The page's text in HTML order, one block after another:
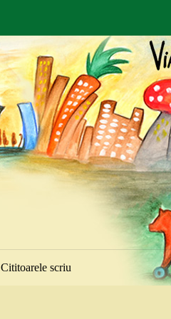
Cititoarele scriu